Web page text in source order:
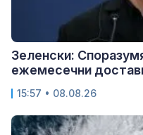
Зеленски:
ежемесечни
15:57 • 08.08.26